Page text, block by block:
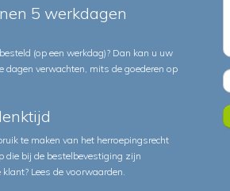
5 werkdagen
(op een werkdag)? Dan kan u uw
dagen verwachten, mits de goederen op
te maken van het herroepingsrecht
die bij de bestelbevestiging zijn
klant? Lees de voorwaarden.